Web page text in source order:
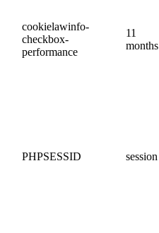
cookielawinfo-
checkbox-
performance
11
months
PHPSESSID session